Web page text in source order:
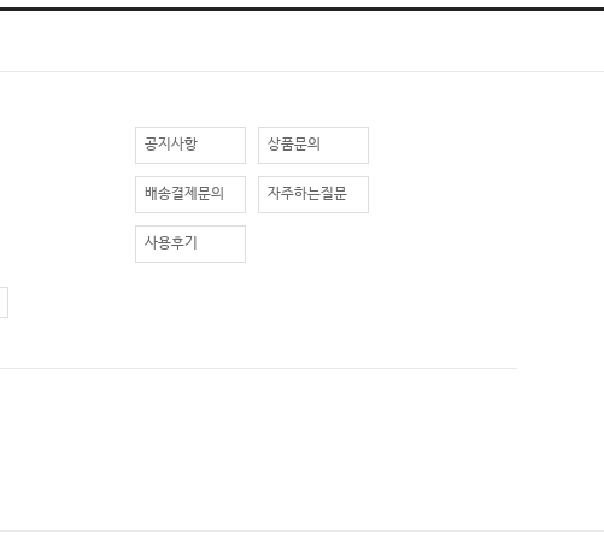
공지사항 상품문의
배송결제문의 자주하는질문
사용후기